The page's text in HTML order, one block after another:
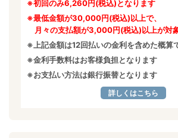
※初回のみ6,260円(税込)となります
※最低金額が30,000円(税込)以上で、
月々の支払額が3,000円(税込)以上が対
※上記金額は12回払いの金利を含めた概算
※金利手数料はお客様負担となります
※お支払い方法は銀行振替となります
詳しくはこちら